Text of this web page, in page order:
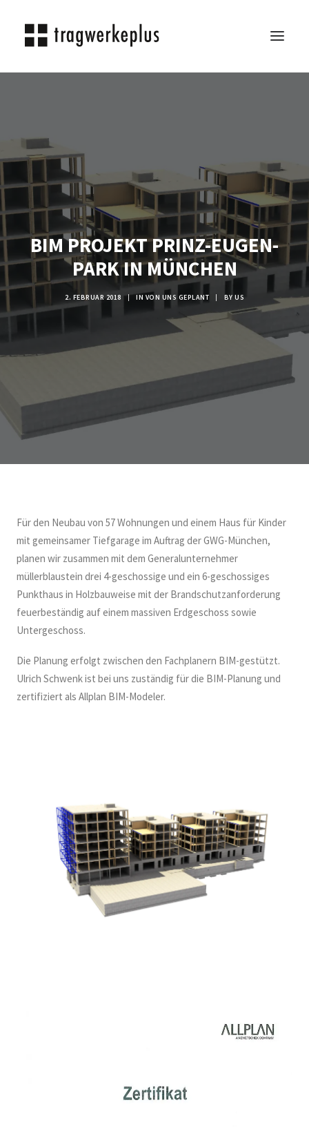
REFERENZEN
ÜBER UNS
KARRIERE
KONTAKT
SEARCH
BIM PROJEKT PRINZ-EUGEN-
PARK IN MÜNCHEN
2. FEBRUAR 2018 | IN VON UNS GEPLANT | BYUS
Für den Neubau von 57 Wohnungen und einem Haus für Kinder
mit gemeinsamer Tiefgarage im Auftrag der GWG-München,
planen wir zusammen mit dem Generalunternehmer
müllerblaustein drei 4-geschossige und ein 6-geschossiges
Punkthaus in Holzbauweise mit der Brandschutzanforderung
feuerbeständig auf einem massiven Erdgeschoss sowie
Untergeschoss.
Die Planung erfolgt zwischen den Fachplanern BIM-gestützt.
Ulrich Schwenk ist bei uns zuständig für die BIM-Planung und
zertifiziert als Allplan BIM-Modeler.